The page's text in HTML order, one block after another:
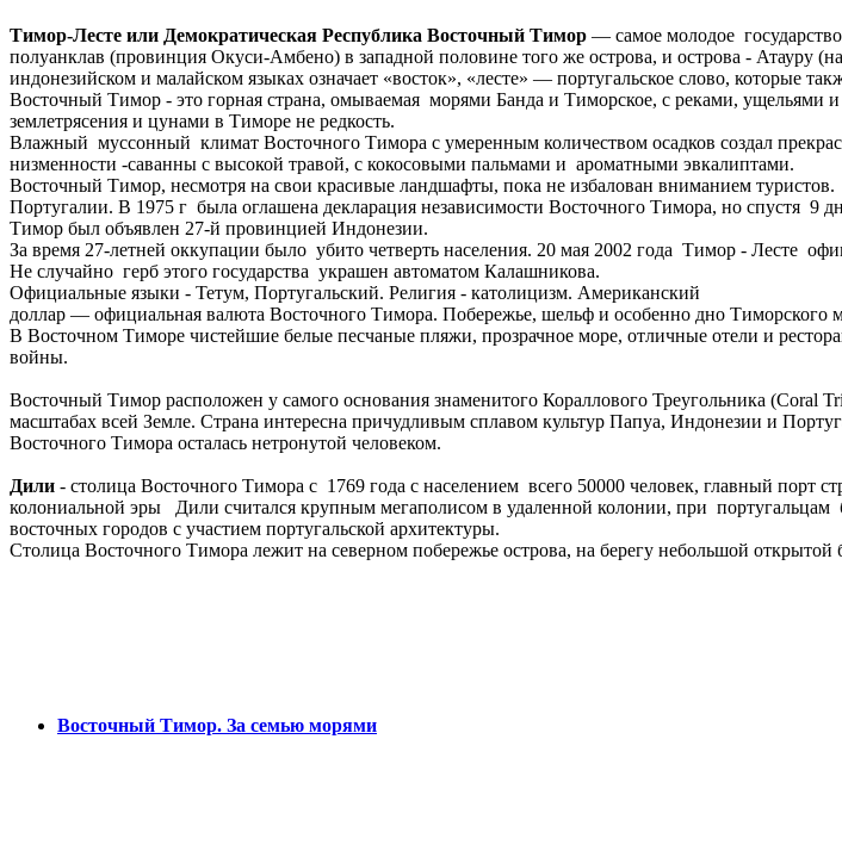
Тимор-Лесте или Демократическая Республика Восточный Тимор — самое молодое
полуанклав (провинция Окуси-Амбено) в западной половине того же острова, и острова - Атауру
индонезийском и малайском языках означает «восток», «лесте» — португальское слово, которые
Восточный Тимор - это горная страна, омываемая морями Банда и Тиморское, с реками, ущельями
землетрясения и цунами в Тиморе не редкость.
Влажный муссонный климат Восточного Тимора с умеренным количеством осадков создал
низменности -саванны с высокой травой, с кокосовыми пальмами и ароматными эвкалиптами.
Восточный Тимор, несмотря на свои красивые ландшафты, пока не избалован вниманием
Португалии. В 1975 г была оглашена декларация независимости Восточного Тимора, но спустя
Тимор был объявлен 27-й провинцией Индонезии.
За время 27-летней оккупации было убито четверть населения. 20 мая 2002 года Тимор - Лесте
Не случайно герб этого государства украшен автоматом Калашникова.
Официальные языки - Тетум, Португальский. Религия - католицизм. Американский
доллар — официальная валюта Восточного Тимора. Побережье, шельф и особенно дно Тиморского
В Восточном Тиморе чистейшие белые песчаные пляжи, прозрачное море, отличные отели и
войны.
Восточный Тимор расположен у самого основания знаменитого Кораллового Треугольника
масштабах всей Земле. Страна интересна причудливым сплавом культур Папуа, Индонезии и
Восточного Тимора осталась нетронутой человеком.
Дили - столица Восточного Тимора с 1769 года с населением всего 50000 человек, главный
колониальной эры Дили считался крупным мегаполисом в удаленной колонии, при
восточных городов с участием португальской архитектуры.
Столица Восточного Тимора лежит на северном побережье острова, на берегу небольшой открытой
Восточный Тимор. За семью морями